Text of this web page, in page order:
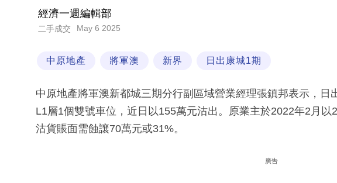
經濟一週編輯部
二手成交 May 6 2025
中原地產 將軍澳 新界 日出康城1期
中原地產將軍澳新都城三期分行副區域營業經理張鎮邦表示，日
L1層1個雙號車位，近日以155萬元沽出。原業主於2022年2月
沽貨賬面需蝕讓70萬元或31%。
廣告